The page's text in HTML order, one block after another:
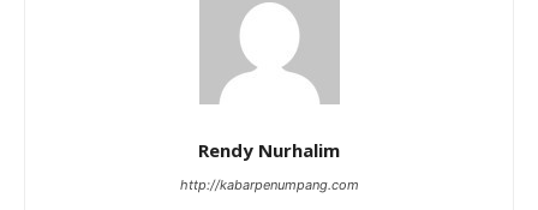
Rendy Nurhalim
http://kabarpenumpang.com